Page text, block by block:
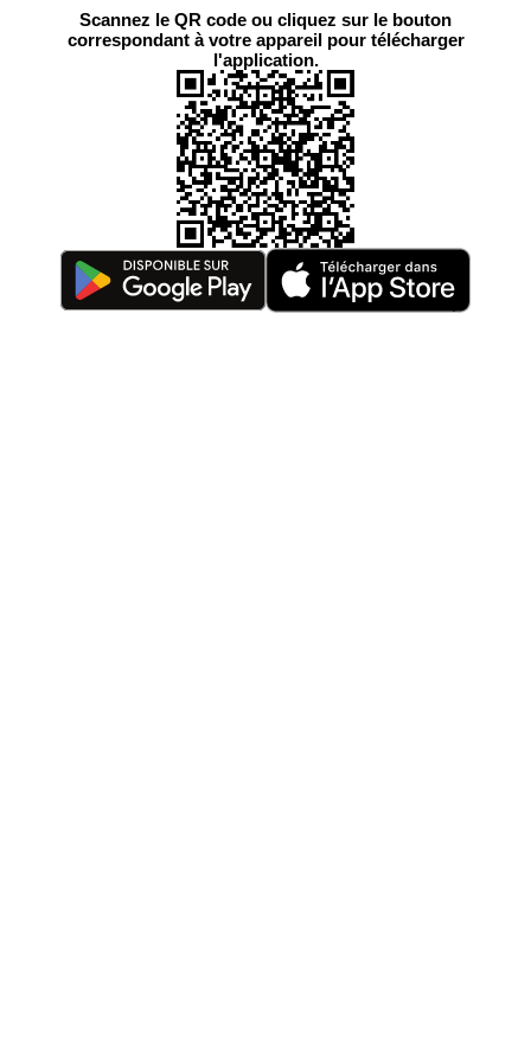
Scannez le QR code ou cliquez sur le bouton
correspondant à votre appareil pour télécharger
l'application.